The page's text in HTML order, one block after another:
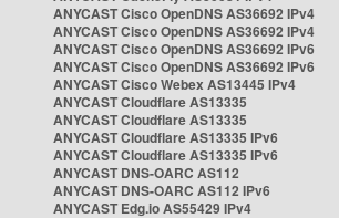
ANYCAST Cisco OpenDNS AS36692 IPv4
ANYCAST Cisco OpenDNS AS36692 IPv4
ANYCAST Cisco OpenDNS AS36692 IPv6
ANYCAST Cisco OpenDNS AS36692 IPv6
ANYCAST Cisco Webex AS13445 IPv4
ANYCAST Cloudflare AS13335
ANYCAST Cloudflare AS13335
ANYCAST Cloudflare AS13335 IPv6
ANYCAST Cloudflare AS13335 IPv6
ANYCAST DNS-OARC AS112
ANYCAST DNS-OARC AS112 IPv6
ANYCAST Edg.io AS55429 IPv4